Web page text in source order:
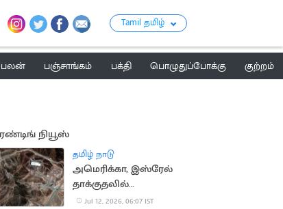
Tamil தமிழ்
பலன் பஞ்சாங்கம் பக்தி பொழுதுப்போக்கு
குற்றம்
நியூஸ்
தமிழ் நாடு
அமெரிக்கா, இஸ்ரேல்
தாக்குதலில்
சேதமடைந்த அணுசக்தி
Jul 12, 2026, 06:07 IST